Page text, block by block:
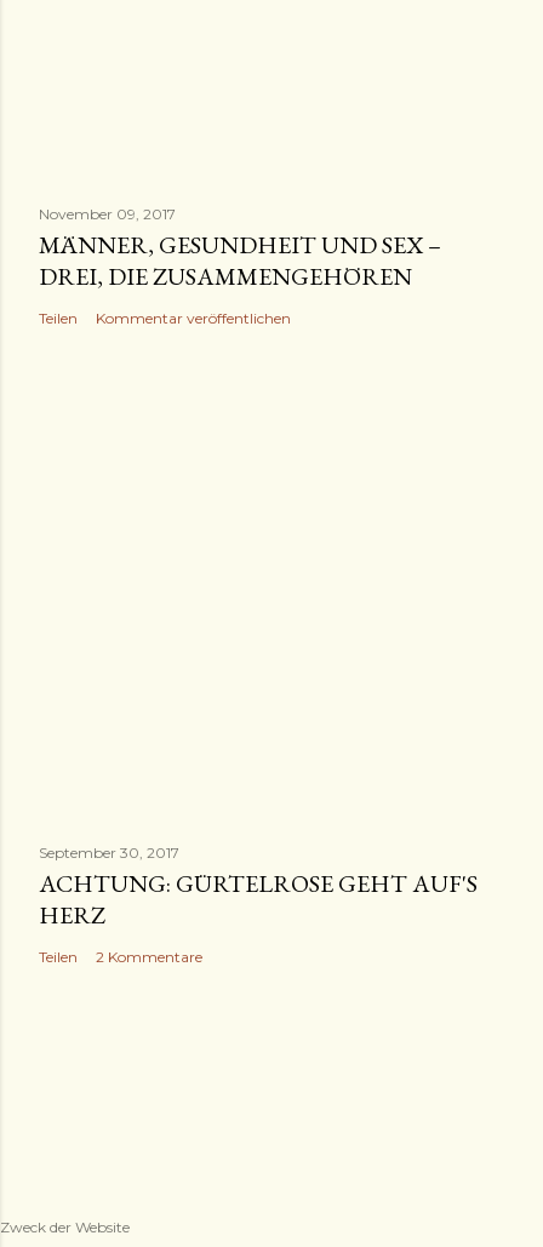
November 09, 2017
MÄNNER, GESUNDHEIT UND SEX –
DREI, DIE ZUSAMMENGEHÖREN
Teilen Kommentar veröffentlichen
September 30, 2017
ACHTUNG: GÜRTELROSE GEHT AUF'S
HERZ
Teilen 2 Kommentare
Zweck der Website